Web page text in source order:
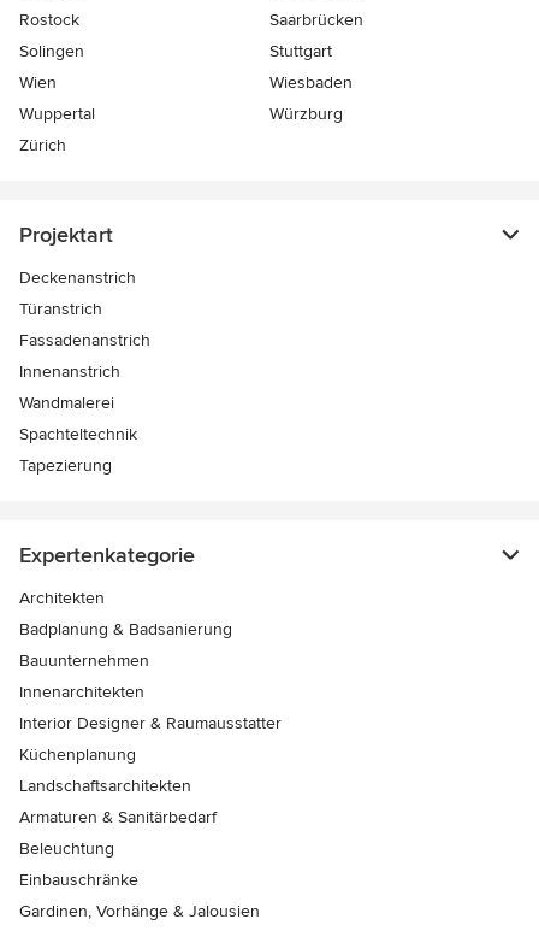
Rostock
Saarbrücken
Solingen
Stuttgart
Wien
Wiesbaden
Wuppertal
Würzburg
Zürich
Projektart
Deckenanstrich
Türanstrich
Fassadenanstrich
Innenanstrich
Wandmalerei
Spachteltechnik
Tapezierung
Expertenkategorie
Architekten
Badplanung & Badsanierung
Bauunternehmen
Innenarchitekten
Interior Designer & Raumausstatter
Küchenplanung
Landschaftsarchitekten
Armaturen & Sanitärbedarf
Beleuchtung
Einbauschränke
Gardinen, Vorhänge & Jalousien